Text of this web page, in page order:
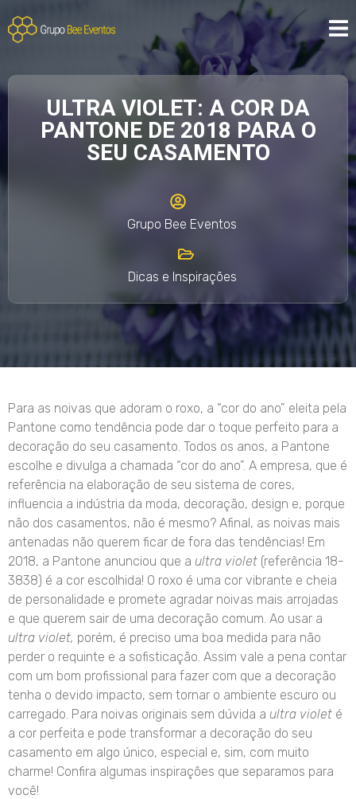
ULTRA VIOLET: A COR DA
PANTONE DE 2018 PARA O
SEU CASAMENTO
Grupo Bee Eventos
Dicas e Inspirações
Para as noivas que adoram o roxo, a “cor do ano” eleita pela
Pantone como tendência pode dar o toque perfeito para a
decoração do seu casamento. Todos os anos, a Pantone
escolhe e divulga a chamada “cor do ano”. A empresa, que é
referência na elaboração de seu sistema de cores,
influencia a indústria da moda, decoração, design e, porque
não dos casamentos, não é mesmo? Afinal, as noivas mais
antenadas não querem ficar de fora das tendências! Em
2018, a Pantone anunciou que a ultra violet (referência 18-
3838) é a cor escolhida! O roxo é uma cor vibrante e cheia
de personalidade e promete agradar noivas mais arrojadas
e que querem sair de uma decoração comum. Ao usar a
ultra violet, porém, é preciso uma boa medida para não
perder o requinte e a sofisticação. Assim vale a pena contar
com um bom profissional para fazer com que a decoração
tenha o devido impacto, sem tornar o ambiente escuro ou
carregado. Para noivas originais sem dúvida a ultra violet é
a cor perfeita e pode transformar a decoração do seu
casamento em algo único, especial e, sim, com muito
charme! Confira algumas inspirações que separamos para
você!